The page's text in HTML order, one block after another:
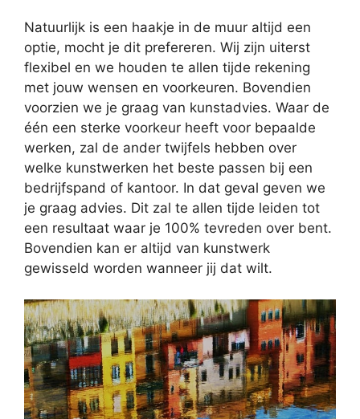
Natuurlijk is een haakje in de muur altijd een
optie, mocht je dit prefereren. Wij zijn uiterst
flexibel en we houden te allen tijde rekening
met jouw wensen en voorkeuren. Bovendien
voorzien we je graag van kunstadvies. Waar de
één een sterke voorkeur heeft voor bepaalde
werken, zal de ander twijfels hebben over
welke kunstwerken het beste passen bij een
bedrijfspand of kantoor. In dat geval geven we
je graag advies. Dit zal te allen tijde leiden tot
een resultaat waar je 100% tevreden over bent.
Bovendien kan er altijd van kunstwerk
gewisseld worden wanneer jij dat wilt.